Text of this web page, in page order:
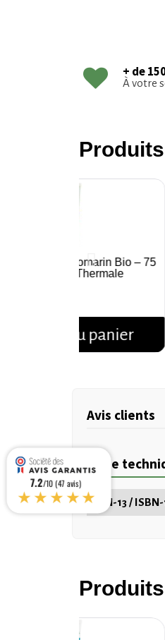
+ de
À votre
Aperçu rapide
Argile Romarin Bio – 75
Argile & Eau Thermale
Ajouter au panier
Avis clients
Fiche
EAN-13 / ISBN-
7.2/10 (47 avis)
★★★★★